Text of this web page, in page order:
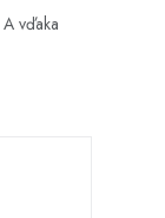
A vďaka